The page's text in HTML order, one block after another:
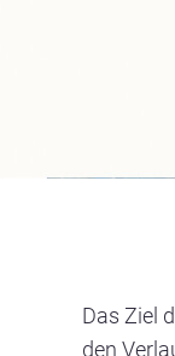
Das Ziel
den